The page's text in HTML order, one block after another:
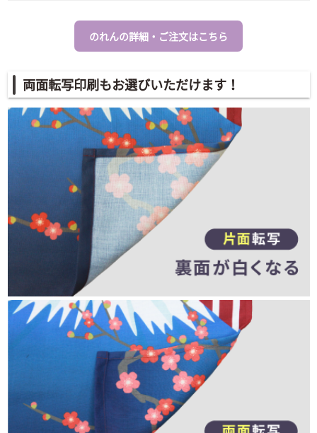
のれんの詳細・ご注文はこちら
両面転写印刷もお選びいただけます！